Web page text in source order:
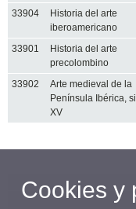
33904
Historia del arte
iberoamericano
33901
Historia del arte
precolombino
33902
Arte medieval de la
Península Ibérica,
XV
Cookies y